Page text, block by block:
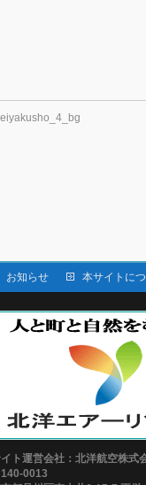
お知らせ 本サイトに
ト運営会社：北洋航空株式
0013